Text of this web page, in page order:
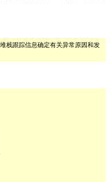
栈跟踪信息确定有关异常原因和发